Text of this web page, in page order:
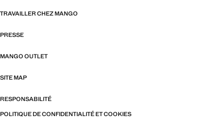
TRAVAILLER CHEZ MANGO
PRESSE
MANGO OUTLET
SITE MAP
RESPONSABILITÉ
POLITIQUE DE CONFIDENTIALITÉ ET COOKIES